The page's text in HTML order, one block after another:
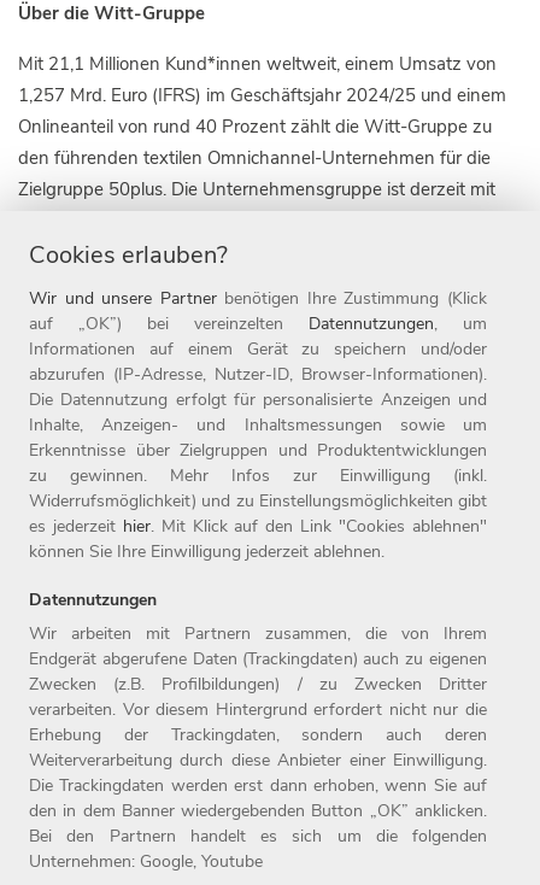
Über die Witt-Gruppe
Mit 21,1 Millionen Kund*innen weltweit, einem Umsatz von
1,257 Mrd. Euro (IFRS) im Geschäftsjahr 2024/25 und einem
Onlineanteil von rund 40 Prozent zählt die Witt-Gruppe zu
den führenden textilen Omnichannel-Unternehmen für die
Zielgruppe 50plus. Die Unternehmensgruppe ist derzeit mit
gegründete Marke Witt, sowie mit 20 Online-Shops aktiv.
Filialen im stationären Handel vertreten. Seit Ende 2019
gehört die Marke heine zur Witt-Gruppe, seit 2025 die Marke
sheego.
Die Witt-Gruppe ist mit rund 3.700 Mitarbeitenden nicht nur
einer der größten Arbeitgeber der Oberpfalz, sondern auch
einer der beliebtesten Deutschlands und gehört zu den rund
fünf Prozent der beliebtesten Unternehmen auf kununu. Seit
1987 ist die Witt-Gruppe Teil der Otto Group. Weitere
Home
Arbeitgeber
Benefits
Jobs
Einstiegslevel
Arbeitsfelder
Kontakt
Impressum
Datenschutz
Cookies erlauben?
Wir und unsere Partnerbenötigen Ihre Zustimmung (Klick
auf „OK”) bei vereinzelten Datennutzungen, um
Informationen auf einem Gerät zu speichern und/oder
abzurufen (IP-Adresse, Nutzer-ID, Browser-Informationen).
Die Datennutzung erfolgt für personalisierte Anzeigen und
Inhalte, Anzeigen- und Inhaltsmessungen sowie um
Erkenntnisse über Zielgruppen und Produktentwicklungen
zu gewinnen. Mehr Infos zur Einwilligung (inkl.
Widerrufsmöglichkeit) und zu Einstellungsmöglichkeiten gibt
es jederzeit hier. Mit Klick auf den Link "Cookies ablehnen"
können Sie Ihre Einwilligung jederzeit ablehnen.
Datennutzungen
Wir arbeiten mit Partnern zusammen, die von Ihrem
Endgerät abgerufene Daten (Trackingdaten) auch zu eigenen
Zwecken (z.B. Profilbildungen) / zu Zwecken Dritter
verarbeiten. Vor diesem Hintergrund erfordert nicht nur die
Erhebung der Trackingdaten, sondern auch deren
Weiterverarbeitung durch diese Anbieter einer Einwilligung.
Die Trackingdaten werden erst dann erhoben, wenn Sie auf
den in dem Banner wiedergebenden Button „OK” anklicken.
Bei den Partnern handelt es sich um die folgenden
Unternehmen: Google, Youtube